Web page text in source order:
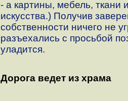
- а картины, мебель, ткани
искусства.) Получив
собственности ничего не
разъехались с просьбой
уладится.
Дорога ведет из храма